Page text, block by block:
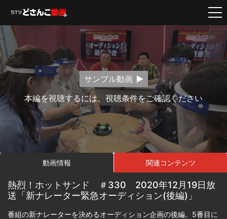
サンプル動画
本編を視聴するには、視聴条件をご確認ください
動画情報 関連コンテンツ
熱烈！ホットサンド ＃330 2020年12月19日放
送「新ナレーター緊急オーディション(後編)」
番組の新ナレーターを決めるオーディション企画の後編。5番目に